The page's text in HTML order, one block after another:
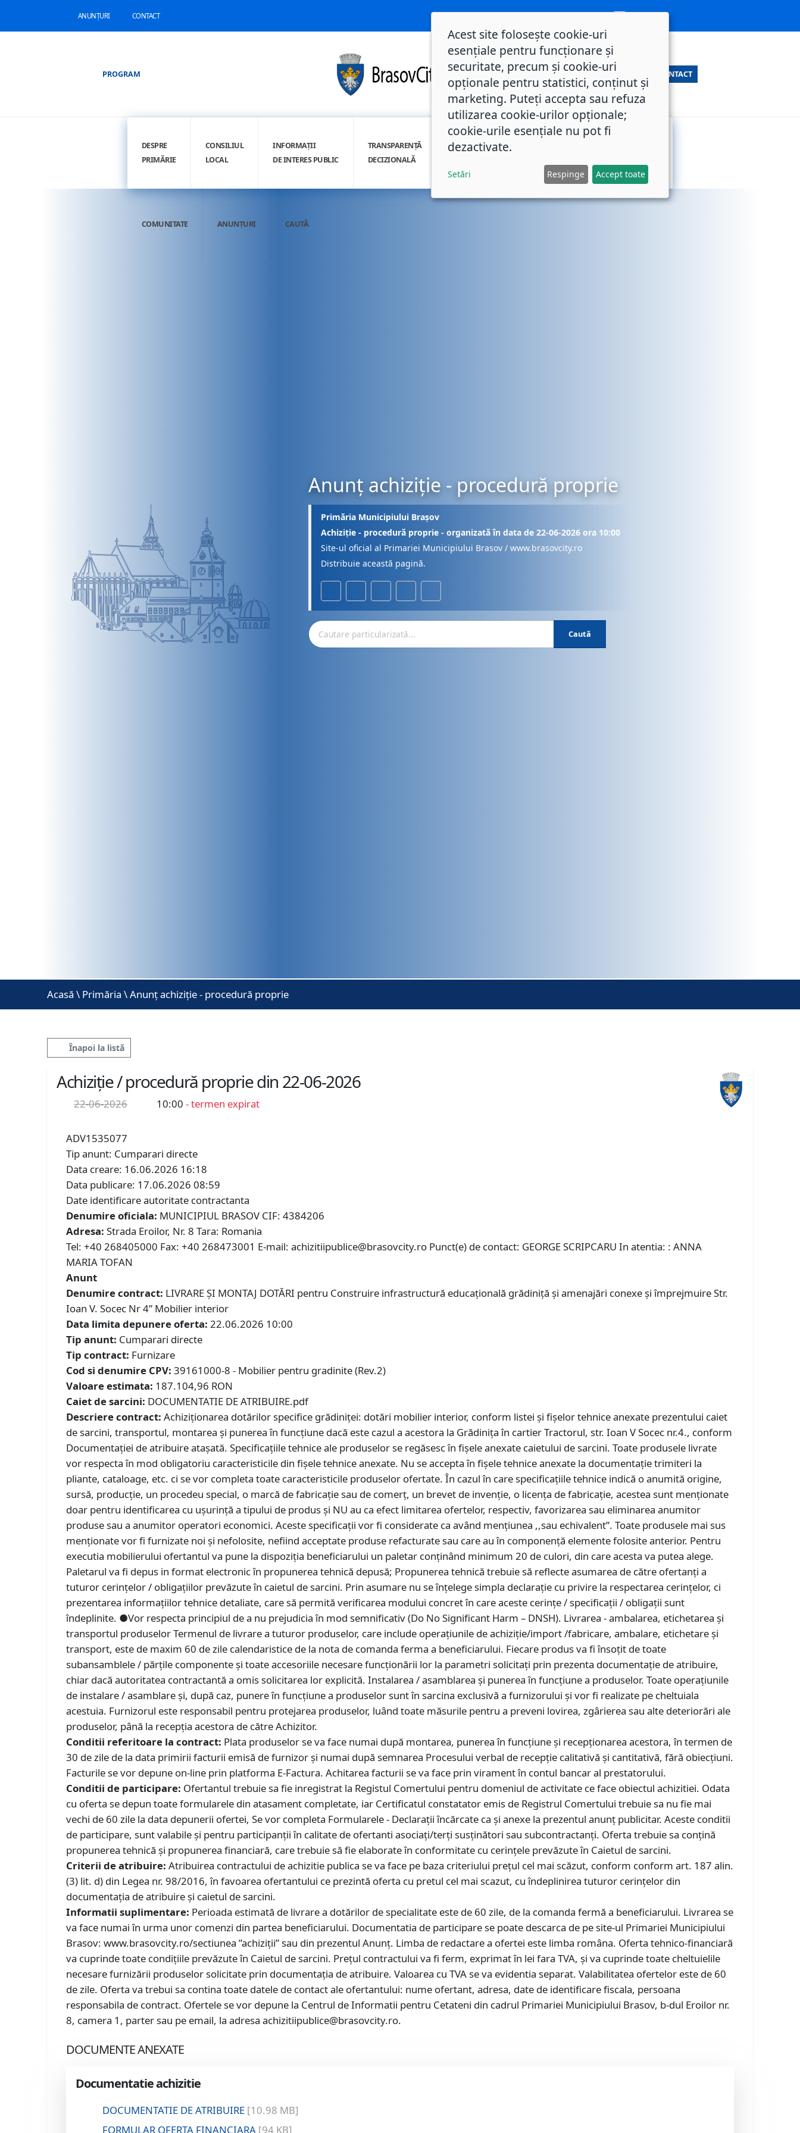
ANUNȚURI CONTACT
PROGRAM CONTACT
DESPRE
PRIMĂRIE
CONSILIUL
LOCAL
INFORMAȚII
DE INTERES PUBLIC
TRANSPARENȚĂ
DECIZIONALĂ
INTEGRITATE
COMUNITATE ANUNȚURI CAUTĂ
Anunț achiziție - procedură proprie
Primăria Municipiului Brașov
Achiziție - procedură proprie - organizată în data de 22-06-2026 ora 10:00
Site-ul oficial al Primariei Municipiului Brasov / www.brasovcity.ro
Distribuie această pagină.
Caută
Acasă \ Primăria \ Anunț achiziție - procedură proprie
Înapoi la listă
Achiziție / procedură proprie din 22-06-2026
22-06-2026 10:00- termen expirat
ADV1535077
Tip anunt: Cumparari directe
Data creare: 16.06.2026 16:18
Data publicare: 17.06.2026 08:59
Date identificare autoritate contractanta
Denumire oficiala: MUNICIPIUL BRASOV CIF: 4384206
Adresa:Strada Eroilor, Nr. 8 Tara: Romania
Tel: +40 268405000 Fax: +40 268473001 E-mail: achizitiipublice@brasovcity.ro Punct(e) de contact: GEORGE SCRIPCARU In atentia: : ANNA
MARIA TOFAN
Anunt
Denumire contract: LIVRARE ȘI MONTAJ DOTĂRI pentru Construire infrastructură educațională grădiniță și amenajări conexe și împrejmuire Str.
Ioan V. Socec Nr 4” Mobilier interior
Data limita depunere oferta:22.06.2026 10:00
Tip anunt: Cumparari directe
Tip contract: Furnizare
Cod si denumire CPV:39161000-8 - Mobilier pentru gradinite (Rev.2)
Valoare estimata: 187.104,96 RON
Caiet de sarcini: DOCUMENTATIE DE ATRIBUIRE.pdf
Descriere contract:Achiziţionarea dotărilor specifice grădiniței: dotări mobilier interior, conform listei și fişelor tehnice anexate prezentului caiet
de sarcini, transportul, montarea şi punerea în funcţiune dacă este cazul a acestora la Grădinița în cartier Tractorul, str. Ioan V Socec nr.4., conform
Documentației de atribuire atașată. Specificaţiile tehnice ale produselor se regăsesc în fişele anexate caietului de sarcini. Toate produsele livrate
vor respecta în mod obligatoriu caracteristicile din fişele tehnice anexate. Nu se accepta în fişele tehnice anexate la documentaţie trimiteri la
pliante, cataloage, etc. ci se vor completa toate caracteristicile produselor ofertate. În cazul în care specificaţiile tehnice indică o anumită origine,
sursă, producţie, un procedeu special, o marcă de fabricaţie sau de comerţ, un brevet de invenţie, o licenţa de fabricaţie, acestea sunt menţionate
doar pentru identificarea cu uşurinţă a tipului de produs şi NU au ca efect limitarea ofertelor, respectiv, favorizarea sau eliminarea anumitor
produse sau a anumitor operatori economici. Aceste specificaţii vor fi considerate ca având menţiunea ,,sau echivalent”. Toate produsele mai sus
menţionate vor fi furnizate noi şi nefolosite, nefiind acceptate produse refacturate sau care au în componenţă elemente folosite anterior. Pentru
executia mobilierului ofertantul va pune la dispoziția beneficiarului un paletar conținând minimum 20 de culori, din care acesta va putea alege.
Paletarul va fi depus in format electronic în propunerea tehnică depusă; Propunerea tehnică trebuie să reflecte asumarea de către ofertanţi a
tuturor cerinţelor / obligaţiilor prevăzute în caietul de sarcini. Prin asumare nu se înţelege simpla declaraţie cu privire la respectarea cerinţelor, ci
prezentarea informaţiilor tehnice detaliate, care să permită verificarea modului concret în care aceste cerinţe / specificaţii / obligaţii sunt
îndeplinite. ●Vor respecta principiul de a nu prejudicia în mod semnificativ (Do No Significant Harm – DNSH). Livrarea - ambalarea, etichetarea şi
transportul produselor Termenul de livrare a tuturor produselor, care include operaţiunile de achiziţie/import /fabricare, ambalare, etichetare şi
transport, este de maxim 60 de zile calendaristice de la nota de comanda ferma a beneficiarului. Fiecare produs va fi însoţit de toate
subansamblele / părţile componente şi toate accesoriile necesare funcţionării lor la parametri solicitaţi prin prezenta documentaţie de atribuire,
chiar dacă autoritatea contractantă a omis solicitarea lor explicită. Instalarea / asamblarea şi punerea în funcţiune a produselor. Toate operaţiunile
de instalare / asamblare şi, după caz, punere în funcţiune a produselor sunt în sarcina exclusivă a furnizorului şi vor fi realizate pe cheltuiala
acestuia. Furnizorul este responsabil pentru protejarea produselor, luând toate măsurile pentru a preveni lovirea, zgârierea sau alte deteriorări ale
produselor, până la recepţia acestora de către Achizitor.
Conditii referitoare la contract: Plata produselor se va face numai după montarea, punerea în funcțiune şi recepţionarea acestora, în termen de
30 de zile de la data primirii facturii emisă de furnizor şi numai după semnarea Procesului verbal de recepţie calitativă şi cantitativă, fără obiecțiuni.
Facturile se vor depune on-line prin platforma E-Factura. Achitarea facturii se va face prin virament în contul bancar al prestatorului.
Conditii de participare: Ofertantul trebuie sa fie inregistrat la Registul Comertului pentru domeniul de activitate ce face obiectul achizitiei. Odata
cu oferta se depun toate formularele din atasament completate, iar Certificatul constatator emis de Registrul Comertului trebuie sa nu fie mai
vechi de 60 zile la data depunerii ofertei, Se vor completa Formularele - Declarații încărcate ca și anexe la prezentul anunț publicitar. Aceste conditii
de participare, sunt valabile și pentru participanții în calitate de ofertanti asociați/terţi susţinători sau subcontractanți. Oferta trebuie sa conțină
propunerea tehnică și propunerea financiară, care trebuie să fie elaborate în conformitate cu cerințele prevăzute în Caietul de sarcini.
Criterii de atribuire:Atribuirea contractului de achizitie publica se va face pe baza criteriului prețul cel mai scăzut, conform conform art. 187 alin.
(3) lit. d) din Legea nr. 98/2016, în favoarea ofertantului ce prezintă oferta cu pretul cel mai scazut, cu îndeplinirea tuturor cerințelor din
documentația de atribuire și caietul de sarcini.
Informatii suplimentare: Perioada estimată de livrare a dotărilor de specialitate este de 60 zile, de la comanda fermă a beneficiarului. Livrarea se
va face numai în urma unor comenzi din partea beneficiarului. Documentatia de participare se poate descarca de pe site-ul Primariei Municipiului
Brasov: www.brasovcity.ro/sectiunea ”achiziții” sau din prezentul Anunț. Limba de redactare a ofertei este limba româna. Oferta tehnico-financiară
va cuprinde toate condițiile prevăzute în Caietul de sarcini. Prețul contractului va fi ferm, exprimat în lei fara TVA, și va cuprinde toate cheltuielile
necesare furnizării produselor solicitate prin documentația de atribuire. Valoarea cu TVA se va evidentia separat. Valabilitatea ofertelor este de 60
de zile. Oferta va trebui sa contina toate datele de contact ale ofertantului: nume ofertant, adresa, date de identificare fiscala, persoana
responsabila de contract. Ofertele se vor depune la Centrul de Informatii pentru Cetateni din cadrul Primariei Municipiului Brasov, b-dul Eroilor nr.
8, camera 1, parter sau pe email, la adresa achizitiipublice@brasovcity.ro.
DOCUMENTE ANEXATE
Documentatie achizitie
DOCUMENTATIE DE ATRIBUIRE [10.98 MB]
FORMULAR OFERTA FINANCIARA [94 KB]
Acest site folosește cookie-uri
esențiale pentru funcționare și
securitate, precum și cookie-uri
opționale pentru statistici, conținut și
marketing. Puteți accepta sau refuza
utilizarea cookie-urilor opționale;
cookie-urile esențiale nu pot fi
dezactivate.
Setări Respinge Accept toate